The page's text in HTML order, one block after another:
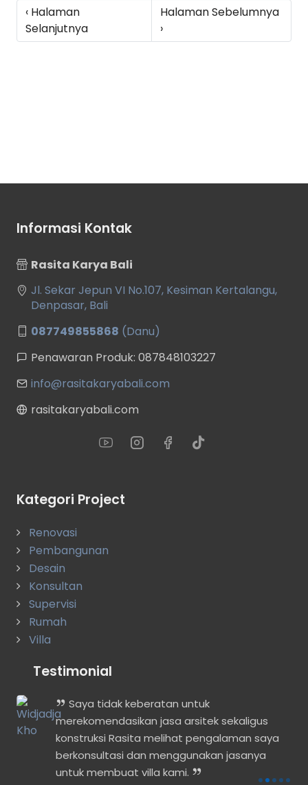
‹ Halaman
Selanjutnya
Halaman Sebelumnya
›
Informasi Kontak
Rasita Karya Bali
Jl. Sekar Jepun VI No.107, Kesiman Kertalangu,
Denpasar, Bali
087749855868 (Danu)
Penawaran Produk: 087848103227
info@rasitakaryabali.com
rasitakaryabali.com
Kategori Project
Renovasi
Pembangunan
Desain
Konsultan
Supervisi
Rumah
Villa
Testimonial
Saya tidak keberatan untuk
merekomendasikan jasa arsitek sekaligus
konstruksi Rasita melihat pengalaman saya
berkonsultasi dan menggunakan jasanya
untuk membuat villa kami.